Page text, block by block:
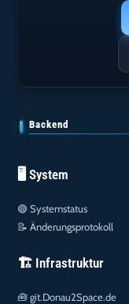
Backend
🖥️ System
🟢Systemstatus
📝Änderungsprotokoll
🏗️ Infrastruktur
🧰git.Donau2Space.de